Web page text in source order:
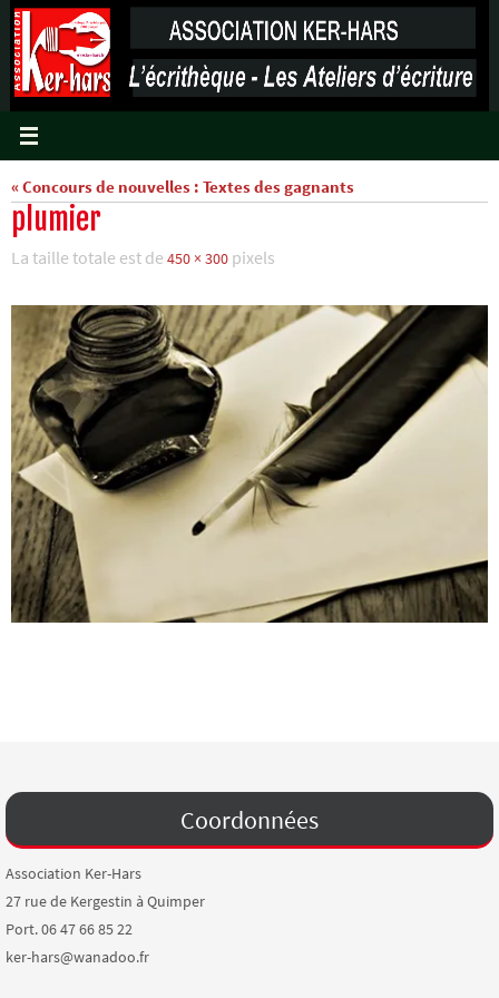
Passer
vers
contenu
« Concours de nouvelles : Textes des gagnants
plumier
La taille totale est de 450 × 300 pixels
Coordonnées
Association Ker-Hars
27 rue de Kergestin à Quimper
Port. 06 47 66 85 22
ker-hars@wanadoo.fr